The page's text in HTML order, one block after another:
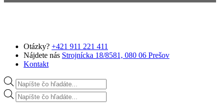
Otázky? +421 911 221 411
Nájdete nás Strojnícka 18/8581, 080 06 Prešov
Kontakt
Products search
Products search